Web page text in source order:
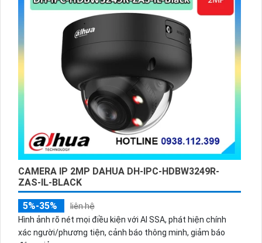
CAMERA IP 2MP DAHUA DH-IPC-HDBW3249R-
ZAS-IL-BLACK
5%-35%
liên hệ
Hình ảnh rõ nét mọi điều kiện với AI SSA, phát hiện chính
xác người/phương tiện, cảnh báo thông minh, giảm báo